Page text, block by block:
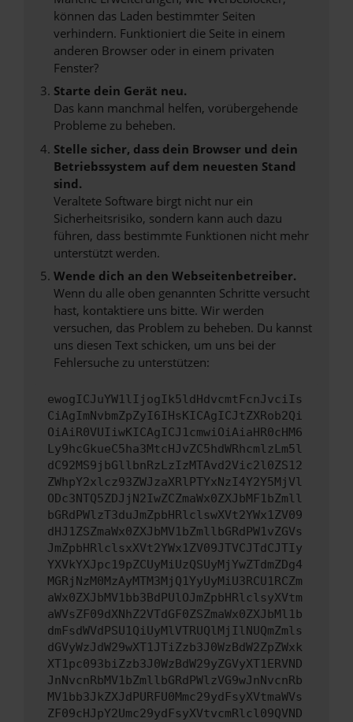
können das Laden bestimmter Seiten
verhindern. Funktioniert die Seite in einem
anderen Browser oder in einem privaten
Fenster?
Starte dein Gerät neu.
Das kann manchmal helfen, vorübergehende
Probleme zu beheben.
Stelle sicher, dass dein Browser und dein
Betriebssystem auf dem neuesten Stand
sind.
Veraltete Software birgt nicht nur ein
Sicherheitsrisiko, sondern kann auch dazu
führen, dass bestimmte Funktionen nicht mehr
unterstützt werden.
Wende dich an den Webseitenbetreiber.
Wenn du alle oben genannten Schritte versucht
hast, kontaktiere uns bitte. Wir werden
versuchen, das Problem zu beheben. Du kannst
uns diesen Text schicken, um uns bei der
Fehlersuche zu unterstützen:
ewogICJuYW1lIjogIk5ldHdvcmtFcnJvciIs
CiAgImNvbmZpZyI6IHsKICAgICJtZXRob2Qi
OiAiR0VUIiwKICAgICJ1cmwiOiAiaHR0cHM6
Ly9hcGkueC5ha3MtcHJvZC5hdWRhcmlzLm5l
dC92MS9jbGllbnRzLzIzMTAvd2Vic2l0ZS12
ZWhpY2xlcz93ZWJzaXRlPTYxNzI4Y2Y5MjVl
ODc3NTQ5ZDJjN2IwZCZmaWx0ZXJbMF1bZmll
bGRdPWlzT3duJmZpbHRlclswXVt2YWx1ZV09
dHJ1ZSZmaWx0ZXJbMV1bZmllbGRdPW1vZGVs
JmZpbHRlclsxXVt2YWx1ZV09JTVCJTdCJTIy
YXVkYXJpc19pZCUyMiUzQSUyMjYwZTdmZDg4
MGRjNzM0MzAyMTM3MjQ1YyUyMiU3RCU1RCZm
aWx0ZXJbMV1bb3BdPUlOJmZpbHRlclsyXVtm
aWVsZF09dXNhZ2VTdGF0ZSZmaWx0ZXJbMl1b
dmFsdWVdPSU1QiUyMlVTRUQlMjIlNUQmZmls
dGVyWzJdW29wXT1JTiZzb3J0WzBdW2ZpZWxk
XT1pc093biZzb3J0WzBdW29yZGVyXT1ERVND
JnNvcnRbMV1bZmllbGRdPWlzVG9wJnNvcnRb
MV1bb3JkZXJdPURFU0Mmc29ydFsyXVtmaWVs
ZF09cHJpY2Umc29ydFsyXVtvcmRlcl09QVND